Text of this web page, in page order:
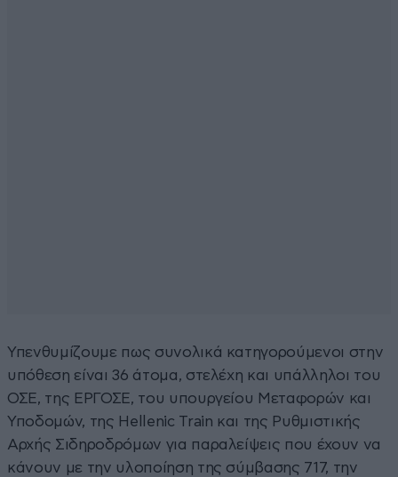
Υπενθυμίζουμε πως συνολικά κατηγορούμενοι στην
υπόθεση είναι 36 άτομα, στελέχη και υπάλληλοι του
ΟΣΕ, της ΕΡΓΟΣΕ, του υπουργείου Μεταφορών και
Υποδομών, της Hellenic Train και της Ρυθμιστικής
Αρχής Σιδηροδρόμων για παραλείψεις που έχουν να
κάνουν με την υλοποίηση της σύμβασης 717, την